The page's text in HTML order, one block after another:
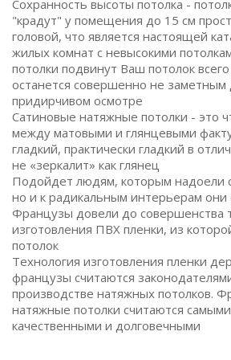
Сохранность высоты потолка -
"крадут" у помещения до 15 см
головой, что является настоящей
жилых комнат с невысокими
потолки подвинут Ваш потолок
останется совершенно не
придирчивом осмотре
Сатиновые натяжные потолки - это
между матовыми и глянцевыми
гладкий, практически гладкий в
не «зеркалит» как глянец
Подойдет людям, которым надоели
но и к радикальным интерьерам
Французы довели до совершенства
изготовления ПВХ пленки, из
потолок
Технология изготовления пленки
французы считаются
производстве натяжных потолков.
натяжные потолки считаются
качественными и долговечными